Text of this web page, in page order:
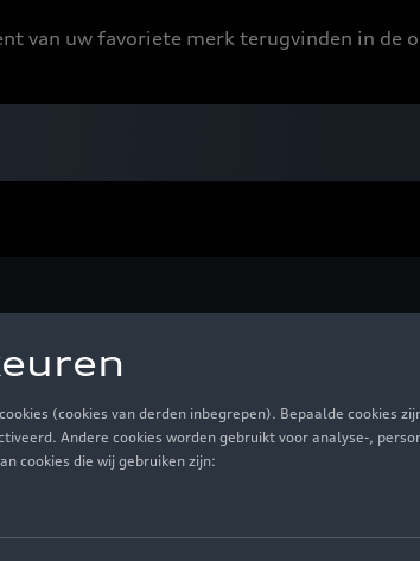
van uw favoriete merk terugvinden in de